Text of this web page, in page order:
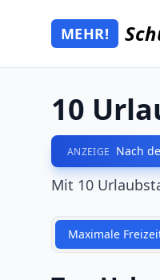
Zum Hauptinhalt
Mehr Schulferien
MEHR!
10
ANZEIGE Nach
Mit 10
Maximale